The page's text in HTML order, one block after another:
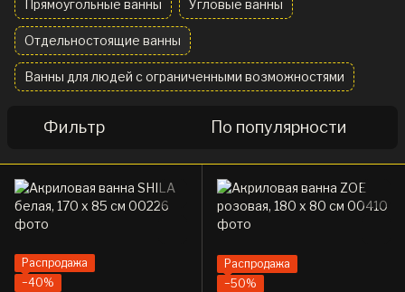
Прямоугольные ванны Угловые ванны
Отдельностоящие ванны
Ванны для людей с ограниченными возможностями
Фильтр По популярности
Распродажа
−40%
Распродажа
−50%